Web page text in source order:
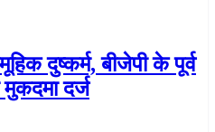
दुष्कर्म, बीजेपी के पूर्व
दर्ज